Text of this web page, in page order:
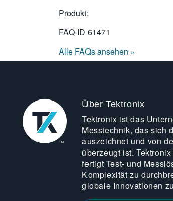
Produkt:
FAQ-ID 61471
Alle FAQs ansehen »
Über Tektronix
Tektronix ist das
Messtechnik, das sich
auszeichnet und von
überzeugt ist.
fertigt Test- und
Komplexität zu
globale Innovationen